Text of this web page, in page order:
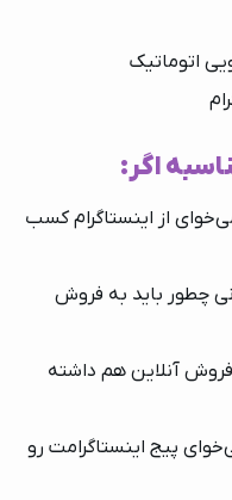
اتوماتیک
اگر:
از اینستاگرام کسب
چطور باید به فروش
آنلاین هم داشته
پیج اینستاگرامت رو